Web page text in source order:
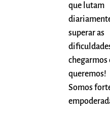
que lutam
superar as
chegarmos
queremos!
Somos